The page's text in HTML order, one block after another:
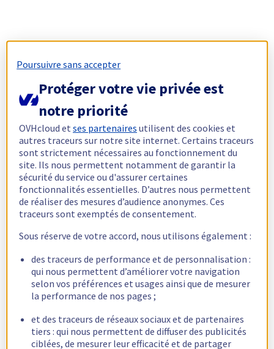
Poursuivre sans accepter
Protéger votre vie privée est
notre priorité
OVHcloud etses partenaires utilisent des cookies et
autres traceurs sur notre site internet. Certains traceurs
sont strictement nécessaires au fonctionnement du
site. Ils nous permettent notamment de garantir la
sécurité du service ou d'assurer certaines
fonctionnalités essentielles. D’autres nous permettent
de réaliser des mesures d’audience anonymes. Ces
traceurs sont exemptés de consentement.
Sous réserve de votre accord, nous utilisons également :
des traceurs de performance et de personnalisation :
qui nous permettent d’améliorer votre navigation
selon vos préférences et usages ainsi que de mesurer
la performance de nos pages ;
et des traceurs de réseaux sociaux et de partenaires
tiers : qui nous permettent de diffuser des publicités
ciblées, de mesurer leur efficacité et de partager